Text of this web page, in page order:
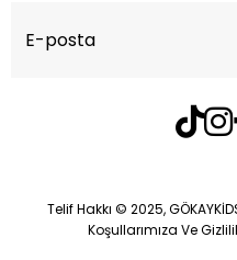
Telif Hakkı © 2025,
Koşullarımıza Ve